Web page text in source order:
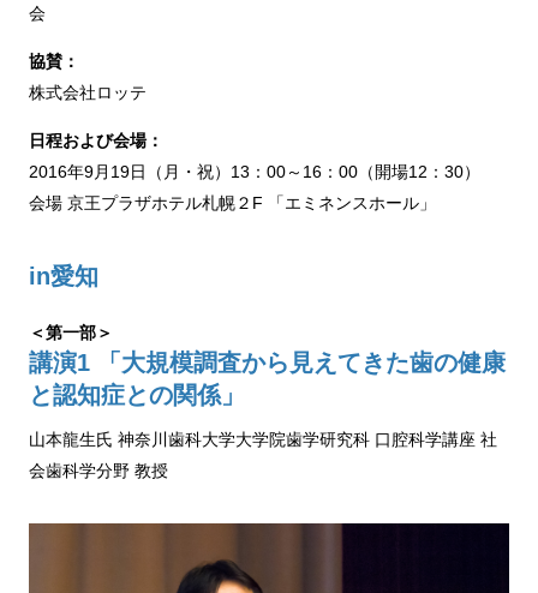
会
協賛：
株式会社ロッテ
日程および会場：
2016年9月19日（月・祝）13：00～16：00（開場12：30）
会場 京王プラザホテル札幌２F 「エミネンスホール」
in愛知
＜第一部＞
講演1 「大規模調査から見えてきた歯の健康
と認知症との関係」
山本龍生氏 神奈川歯科大学大学院歯学研究科 口腔科学講座 社
会歯科学分野 教授